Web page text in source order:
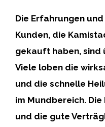
Die Erfahrungen
Kunden, die
gekauft haben, sind
Viele loben die
und die schnelle
im Mundbereich.
und die gute